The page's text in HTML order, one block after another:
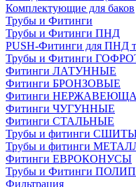
Комплектующие для баков
Трубы и Фитинги
Трубы и Фитинги ПНД
PUSH-Фитинги для ПНД
Трубы и Фитинги
Фитинги ЛАТУННЫЕ
Фитинги БРОНЗОВЫЕ
Фитинги
Фитинги ЧУГУННЫЕ
Фитинги СТАЛЬНЫЕ
Трубы и фитинги
Трубы и фитинги
Фитинги ЕВРОКОНУСЫ
Трубы и Фитинги
Фильтрация